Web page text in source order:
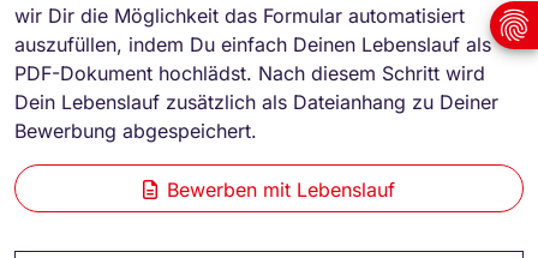
wir Dir die Möglichkeit das Formular automatisiert
auszufüllen, indem Du einfach Deinen Lebenslauf als
PDF-Dokument hochlädst. Nach diesem Schritt wird
Dein Lebenslauf zusätzlich als Dateianhang zu Deiner
Bewerbung abgespeichert.
Bewerben mit Lebenslauf